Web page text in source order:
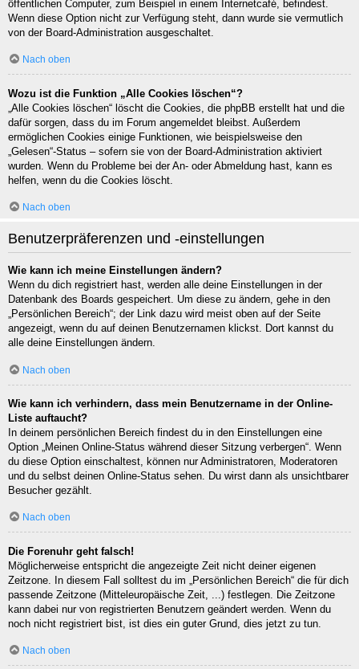
öffentlichen Computer, zum Beispiel in einem Internetcafé, befindest.
Wenn diese Option nicht zur Verfügung steht, dann wurde sie vermutlich
von der Board-Administration ausgeschaltet.
Nach oben
Wozu ist die Funktion „Alle Cookies löschen“?
„Alle Cookies löschen“ löscht die Cookies, die phpBB erstellt hat und die
dafür sorgen, dass du im Forum angemeldet bleibst. Außerdem
ermöglichen Cookies einige Funktionen, wie beispielsweise den
„Gelesen“-Status – sofern sie von der Board-Administration aktiviert
wurden. Wenn du Probleme bei der An- oder Abmeldung hast, kann es
helfen, wenn du die Cookies löscht.
Nach oben
Benutzerpräferenzen und -einstellungen
Wie kann ich meine Einstellungen ändern?
Wenn du dich registriert hast, werden alle deine Einstellungen in der
Datenbank des Boards gespeichert. Um diese zu ändern, gehe in den
„Persönlichen Bereich“; der Link dazu wird meist oben auf der Seite
angezeigt, wenn du auf deinen Benutzernamen klickst. Dort kannst du
alle deine Einstellungen ändern.
Nach oben
Wie kann ich verhindern, dass mein Benutzername in der Online-
Liste auftaucht?
In deinem persönlichen Bereich findest du in den Einstellungen eine
Option „Meinen Online-Status während dieser Sitzung verbergen“. Wenn
du diese Option einschaltest, können nur Administratoren, Moderatoren
und du selbst deinen Online-Status sehen. Du wirst dann als unsichtbarer
Besucher gezählt.
Nach oben
Die Forenuhr geht falsch!
Möglicherweise entspricht die angezeigte Zeit nicht deiner eigenen
Zeitzone. In diesem Fall solltest du im „Persönlichen Bereich“ die für dich
passende Zeitzone (Mitteleuropäische Zeit, ...) festlegen. Die Zeitzone
kann dabei nur von registrierten Benutzern geändert werden. Wenn du
noch nicht registriert bist, ist dies ein guter Grund, dies jetzt zu tun.
Nach oben